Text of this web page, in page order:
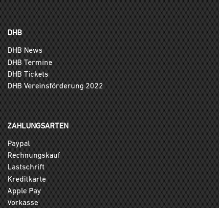
DHB
DHB News
DHB Termine
DHB Tickets
DHB Vereinsförderung 2022
ZAHLUNGSARTEN
Paypal
Rechnungskauf
Lastschrift
Kreditkarte
Apple Pay
Vorkasse